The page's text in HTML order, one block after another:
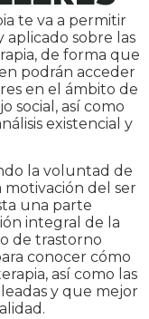
te va a permitir
sobre las
de forma que
podrán acceder
en el ámbito de
social, así como
existencial y
la voluntad de
motivación del ser
una parte
integral de la
de trastorno
conocer cómo
así como las
y que mejor